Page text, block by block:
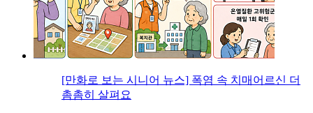
[만화로 보는 시니어 뉴스] 폭염 속 치매어르신 더
촘촘히 살펴요